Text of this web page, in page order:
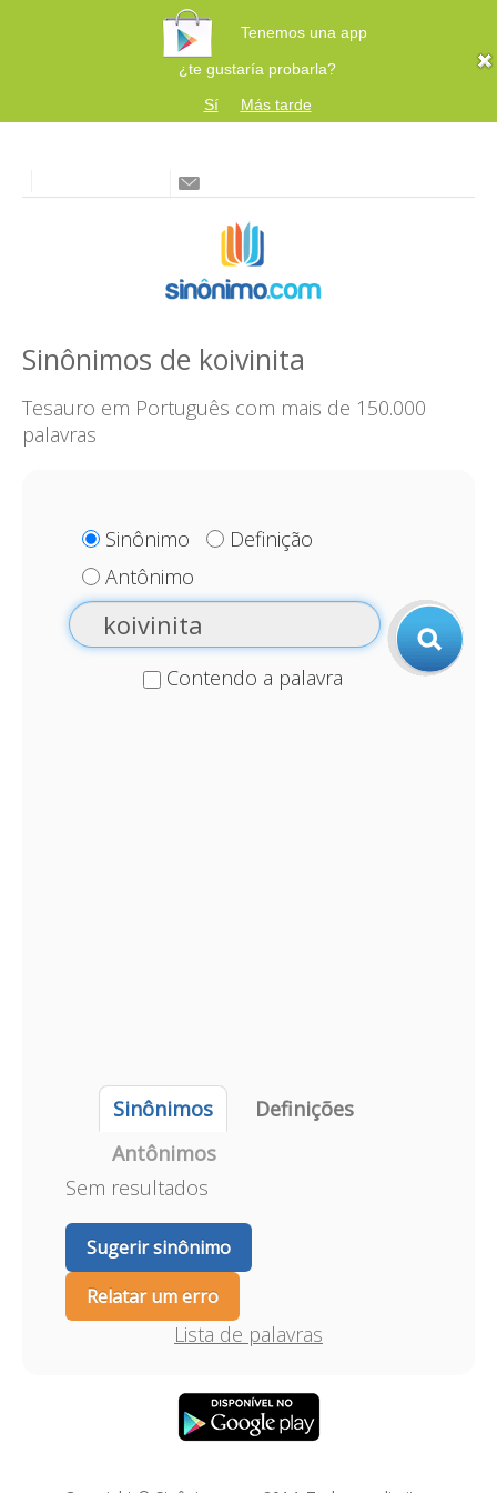
Tenemos una app
¿te gustaría probarla?
Sí
Más tarde
Sinônimos de koivinita
Tesauro em Português com mais de 150.000
palavras
Sinônimo
Definição
Antônimo
Contendo a palavra
Sinônimos
Definições
Antônimos
Sem resultados
Sugerir sinônimo
Relatar um erro
Lista de palavras